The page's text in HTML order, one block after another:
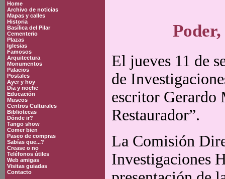
Home
Archivo de noticias
Mapas y calles
Historia
Basílica del Pilar
Cementerio
Plazas
Iglesias
Famosos
Arquitectura
Monumentos
Palacios
Postales
Ayer y hoy
Día y noche
Educación
Museos
Centros Culturales
Bibliotecas
Dónde ir?
Tango show
Comer bien
Paseo de compras
Sabías que...?
Crease o no
Teléfonos útiles
Web amigas
Visitas guiadas
Contacto
El jueves 11 de
de
escritor Gerardo
Restaurador”.
La Comisión
Investigaciones